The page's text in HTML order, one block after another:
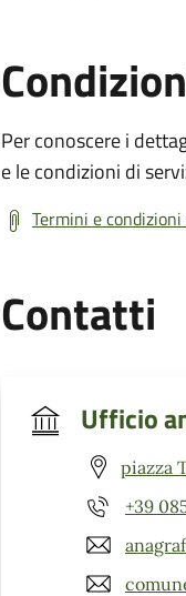
Per conoscere i
e le condizioni di
Termini e
Contatti
Ufficio
piazza
+39